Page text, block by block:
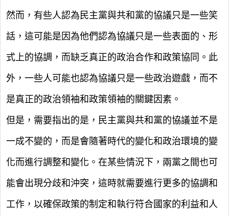
然而，有些人認為民主黨與共和黨的協議只是一些笑
話，這可能是因為他們認為協議只是一些表面的、形
式上的協調，而缺乏真正的政治合作和政策協同。此
外，一些人可能也認為協議只是一些政治遊戲，而不
是真正的政治領袖和政策領袖的關鍵因素。
但是，需要指出的是，民主黨與共和黨的協議並不是
一成不變的，而是會隨著時代的變化和政治環境的變
化而進行調整和變化。在某些情況下，兩黨之間也可
能會出現分歧和沖突，這時就需要進行更多的協調和
工作，以確保政策的制定和執行符合國家的利益和人